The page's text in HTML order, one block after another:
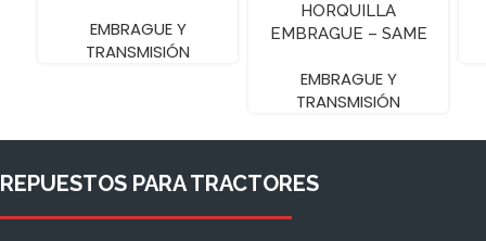
EMBRAGUE Y
TRANSMISIÓN
HORQUILLA
EMBRAGUE – SAME
EMBRAGUE Y
TRANSMISIÓN
REPUESTOS PARA TRACTORES